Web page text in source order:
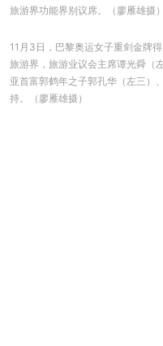
旅游界功能界别议席。（廖雁雄摄）
11月3日，巴黎奥运女子重剑金牌
旅游界，旅游业议会主席谭光舜（
亚首富郭鹤年之子郭孔华（左三）
持。（廖雁雄摄）